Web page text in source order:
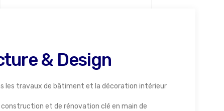
& Design
les travaux de bâtiment et la décoration intérieur
et de rénovation clé en main de